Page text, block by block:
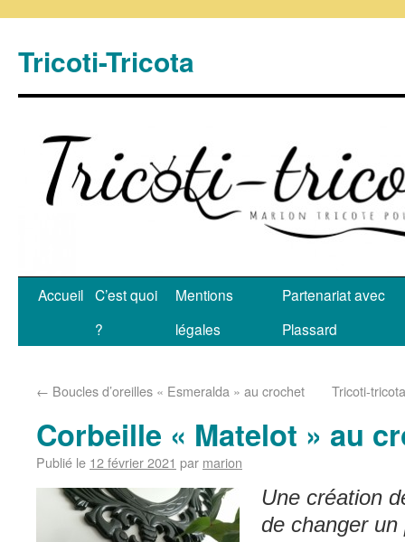
Tricoti-Tricota
Accueil C’est quoi
?
Mentions
légales
Partenariat avec
Plassard
← Boucles d’oreilles « Esmeralda » au crochet Tricoti-
Corbeille « Matelot » au
Publié le 12 février 2021 par marion
Une création
de changer